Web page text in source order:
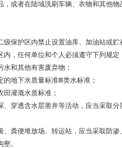
或者在陆域洗刷车辆、衣物和其他物
护区内禁止设置油库、加油站或贮
任何单位和个人必须遵守下列规定
和其他有害废弃物；
地下水质量标准Ⅲ类水标准；
灌溉水质标准；
穿透含水层凿井等活动，应当采取分
便堆放场、转运站，应当采取防渗
。